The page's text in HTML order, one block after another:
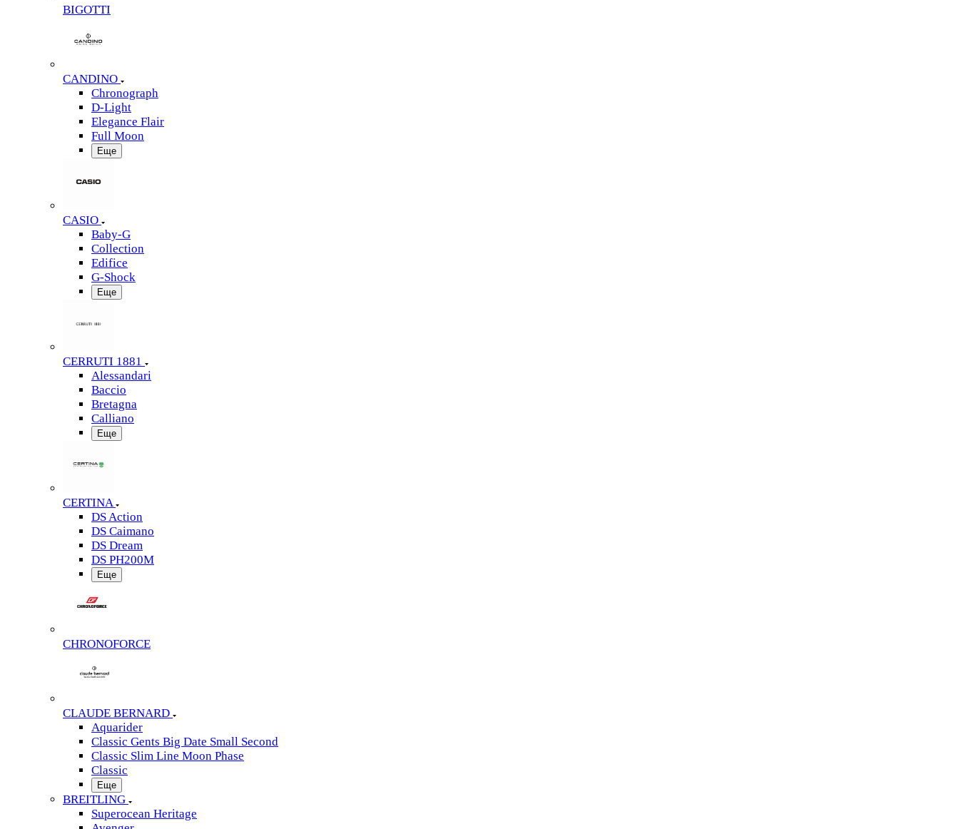
BIGOTTI
CANDINO
Chronograph
D-Light
Elegance Flair
Full Moon
Еще
CASIO
Baby-G
Collection
Edifice
G-Shock
Еще
CERRUTI 1881
Alessandari
Baccio
Bretagna
Calliano
Еще
CERTINA
DS Action
DS Caimano
DS Dream
DS PH200M
Еще
CHRONOFORCE
CLAUDE BERNARD
Aquarider
Classic Gents Big Date Small Second
Classic Slim Line Moon Phase
Classic
Еще
BREITLING
Superocean Heritage